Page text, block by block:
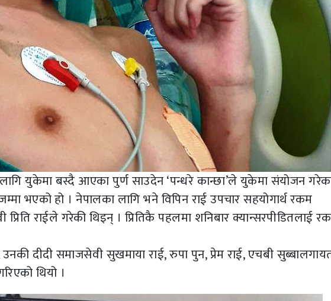
युकेमा बस्दै आएका पुर्ण साउदेन ‘पन्धरे कान्छा’ले युकेमा संयोजन
भएको हो । नेपालका लागि भने विपिन राई उपचार सहयोगार्थ रकम
राईले गरेकी थिइन् । प्रितिकै पहलमा शनिबार क्यान्सरपीडितलाई
उनकी दीदी समाजसेवी सुखमाया राई, रुपा पुन, प्रेम राई, एचबी
थियो ।